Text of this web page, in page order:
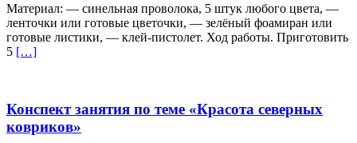
Материал: — синельная проволока, 5 штук любого цвета, —
ленточки или готовые цветочки, — зелёный фоамиран или
готовые листики, — клей-пистолет. Ход работы. Приготовить
5 […]
Конспект занятия по теме «Красота северных
ковриков»